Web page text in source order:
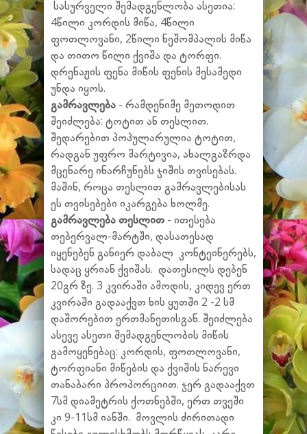
სასურველი შემადგენლობა ასეთია:
4წილი კორდის მიწა, 4წილი
ფოთლოვანი, 2წილი ნეშომპალის მიწა
და თითო წილი ქვიშა და ტორფი.
დრენაჟის ფენა მიწის ფენის მესამედი
უნდა იყოს.
გამრავლება - რამდენიმე მეთოდით
შეიძლება: ტოტით ან თესლით.
შედარებით პოპულარულია ტოტით,
რადგან უფრო მარტივია, ახალგაზრდა
მცენარე ინარჩუნებს ჯიშის თვისებას.
მაშინ, როცა თესლით გამრავლებისას
ეს თვისებები იკარგება ხოლმე.
გამრავლება თესლით - ითესება
თებერვალ-მარტში, დასათესად
იყენებენ განიერ დაბალ კონტეინერებს,
სადაც ყრიან ქვიშას. დათესილს დებენ
20გრ ზე. 3 კვირაში ამოდის, კიდევ ერთ
კვირაში გადააქვთ ხის ყუთში 2 -2 სმ
დაშორებით ერთმანეთისგან. შეიძლება
ასევე ასეთი შემადგენლობის მიწის
გამოყენებაც: კორდის, ფოთლოვანი,
ტორფიანი მიწების და ქვიშის ნარევი
თანაბარი პროპორციით. ჯერ გადააქვთ
7სმ დიამეტრის ქოთნებში, ერთ თვეში
კი 9-11სმ იანში. მოვლის ძირითადი